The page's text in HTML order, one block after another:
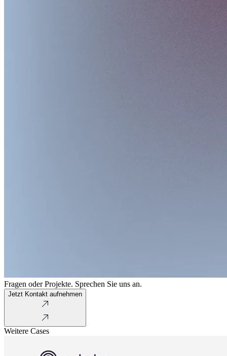
Fragen oder Projekte. Sprechen Sie uns an.
Jetzt Kontakt aufnehmen
Weitere Cases